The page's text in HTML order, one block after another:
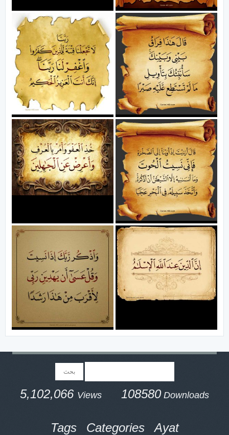
5,102,066Views 108580 Downloads
Tags Categories Ayat